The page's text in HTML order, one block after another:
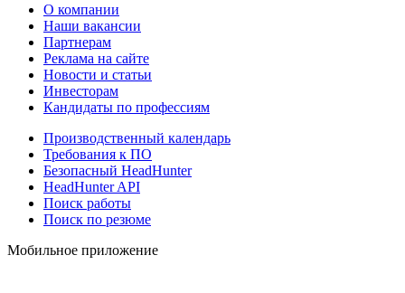
О компании
Наши вакансии
Партнерам
Реклама на сайте
Новости и статьи
Инвесторам
Кандидаты по профессиям
Производственный календарь
Требования к ПО
Безопасный HeadHunter
HeadHunter API
Поиск работы
Поиск по резюме
Мобильное приложение